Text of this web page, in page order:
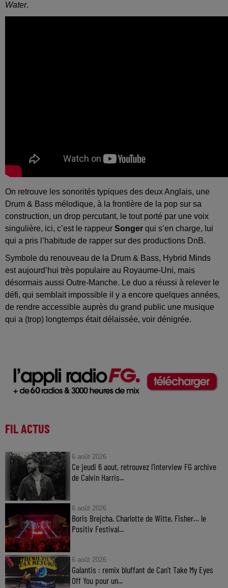
Water.
On retrouve les sonorités typiques des deux Anglais, une
Drum & Bass mélodique, à la frontière de la pop sur sa
construction, un drop percutant, le tout porté par une voix
singulière, ici, c’est le rappeur Songer qui s’en charge, lui
qui a pris l’habitude de rapper sur des productions DnB.
Symbole du renouveau de la Drum & Bass, Hybrid Minds
est aujourd’hui très populaire au Royaume-Uni, mais
désormais aussi Outre-Manche. Le duo a réussi à relever le
défi, qui semblait impossible il y a encore quelques années,
de rendre accessible auprès du grand public une musique
qui a (trop) longtemps était délaissée, voir dénigrée.
FIL ACTUS
6 août 2026
Ce jeudi 6 aout, retrouvez l'interview FG archive
de Calvin Harris...
6 août 2026
Boris Brejcha, Charlotte de Witte, Fisher… le
Positiv Festival...
6 août 2026
Galantis : remix bluffant de Can’t Take My Eyes
Off You pour un...